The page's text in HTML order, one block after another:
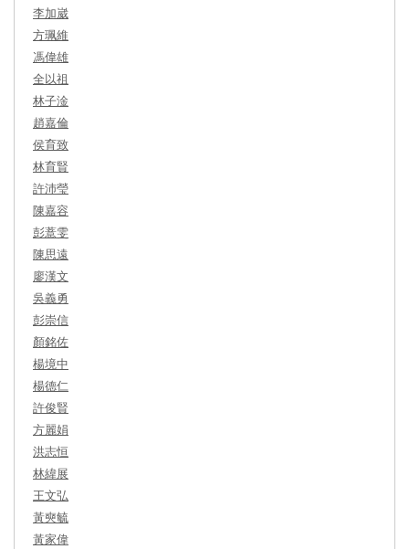
李加崴
方珮維
馮偉雄
全以祖
林子淦
趙嘉倫
侯育致
林育賢
許沛瑩
陳嘉容
彭薏雯
陳思遠
廖漢文
吳義勇
彭崇信
顏銘佐
楊境中
楊德仁
許俊賢
方麗娟
洪志恒
林緯展
王文弘
黃奭毓
黃家偉